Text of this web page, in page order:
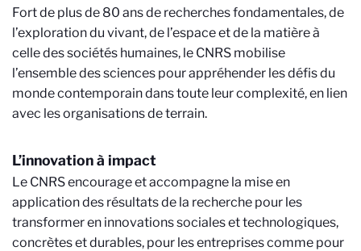
Fort de plus de 80 ans de recherches fondamentales, de
l’exploration du vivant, de l’espace et de la matière à
celle des sociétés humaines, le CNRS mobilise
l’ensemble des sciences pour appréhender les défis du
monde contemporain dans toute leur complexité, en lien
avec les organisations de terrain.
L’innovation à impact
Le CNRS encourage et accompagne la mise en
application des résultats de la recherche pour les
transformer en innovations sociales et technologiques,
concrètes et durables, pour les entreprises comme pour